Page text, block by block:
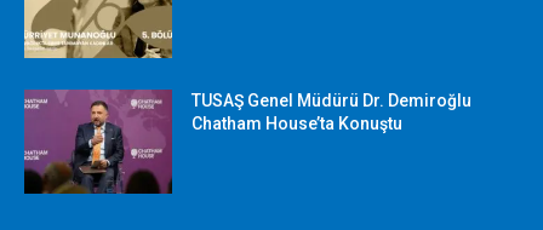
TUSAŞ Genel Müdürü Dr. Demiroğlu
Chatham House’ta Konuştu